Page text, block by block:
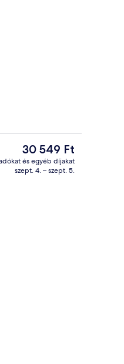
szabadtéri medence,
A
jelenlegi
ár
30 549 Ft
és egyéb díjakat
szept. 4. – szept. 5.